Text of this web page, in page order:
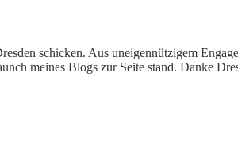
schicken. Aus uneigennützigem
meines Blogs zur Seite stand. Danke